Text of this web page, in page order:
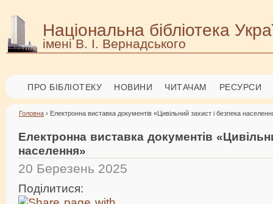
Національна бібліотека
імені В. І. Вернадського
ПРО БІБЛІОТЕКУ НОВИНИ ЧИТАЧАМ РЕСУРСИ
Головна › Електронна виставка документів «Цивільний захист і безпека
Електронна виставка документів
населення»
20 Березень 2025
Поділитися: